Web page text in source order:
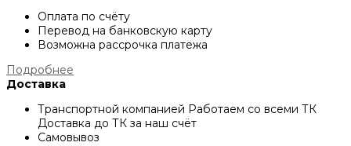
Оплата по счёту
Перевод на банковскую карту
Возможна рассрочка платежа
Подробнее
Доставка
Транспортной компанией Работаем со всеми ТК
Доставка до ТК за наш счёт
Самовывоз